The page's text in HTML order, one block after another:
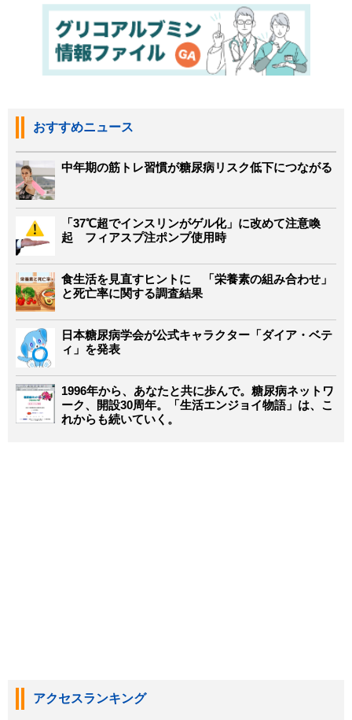
おすすめニュース
中年期の筋トレ習慣が糖尿病リスク低下につながる
「37℃超でインスリンがゲル化」に改めて注意喚
起 フィアスプ注ポンプ使用時
食生活を見直すヒントに 「栄養素の組み合わせ」
と死亡率に関する調査結果
日本糖尿病学会が公式キャラクター「ダイア・ベテ
ィ」を発表
1996年から、あなたと共に歩んで。糖尿病ネットワ
ーク、開設30周年。「生活エンジョイ物語」は、こ
れからも続いていく。
アクセスランキング